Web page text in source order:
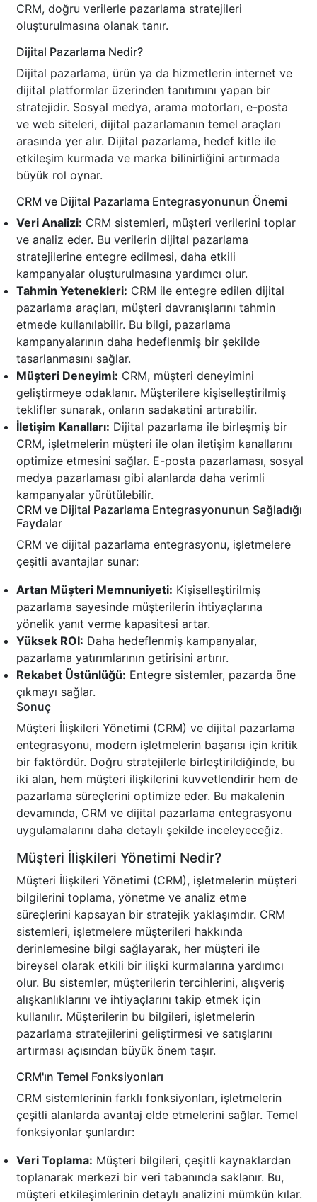
CRM, doğru verilerle pazarlama stratejileri
oluşturulmasına olanak tanır.
Dijital Pazarlama Nedir?
Dijital pazarlama, ürün ya da hizmetlerin internet ve
dijital platformlar üzerinden tanıtımını yapan bir
stratejidir. Sosyal medya, arama motorları, e-posta
ve web siteleri, dijital pazarlamanın temel araçları
arasında yer alır. Dijital pazarlama, hedef kitle ile
etkileşim kurmada ve marka bilinirliğini artırmada
büyük rol oynar.
CRM ve Dijital Pazarlama Entegrasyonunun Önemi
Veri Analizi: CRM sistemleri, müşteri verilerini toplar
ve analiz eder. Bu verilerin dijital pazarlama
stratejilerine entegre edilmesi, daha etkili
kampanyalar oluşturulmasına yardımcı olur.
Tahmin Yetenekleri: CRM ile entegre edilen dijital
pazarlama araçları, müşteri davranışlarını tahmin
etmede kullanılabilir. Bu bilgi, pazarlama
kampanyalarının daha hedeflenmiş bir şekilde
tasarlanmasını sağlar.
Müşteri Deneyimi: CRM, müşteri deneyimini
geliştirmeye odaklanır. Müşterilere kişiselleştirilmiş
teklifler sunarak, onların sadakatini artırabilir.
İletişim Kanalları: Dijital pazarlama ile birleşmiş bir
CRM, işletmelerin müşteri ile olan iletişim kanallarını
optimize etmesini sağlar. E-posta pazarlaması, sosyal
medya pazarlaması gibi alanlarda daha verimli
kampanyalar yürütülebilir.
CRM ve Dijital Pazarlama Entegrasyonunun Sağladığı
Faydalar
CRM ve dijital pazarlama entegrasyonu, işletmelere
çeşitli avantajlar sunar:
Artan Müşteri Memnuniyeti: Kişiselleştirilmiş
pazarlama sayesinde müşterilerin ihtiyaçlarına
yönelik yanıt verme kapasitesi artar.
Yüksek ROI: Daha hedeflenmiş kampanyalar,
pazarlama yatırımlarının getirisini artırır.
Rekabet Üstünlüğü: Entegre sistemler, pazarda öne
çıkmayı sağlar.
Sonuç
Müşteri İlişkileri Yönetimi (CRM) ve dijital pazarlama
entegrasyonu, modern işletmelerin başarısı için kritik
bir faktördür. Doğru stratejilerle birleştirildiğinde, bu
iki alan, hem müşteri ilişkilerini kuvvetlendirir hem de
pazarlama süreçlerini optimize eder. Bu makalenin
devamında, CRM ve dijital pazarlama entegrasyonu
uygulamalarını daha detaylı şekilde inceleyeceğiz.
Müşteri İlişkileri Yönetimi Nedir?
Müşteri İlişkileri Yönetimi (CRM), işletmelerin müşteri
bilgilerini toplama, yönetme ve analiz etme
süreçlerini kapsayan bir stratejik yaklaşımdır. CRM
sistemleri, işletmelere müşterileri hakkında
derinlemesine bilgi sağlayarak, her müşteri ile
bireysel olarak etkili bir ilişki kurmalarına yardımcı
olur. Bu sistemler, müşterilerin tercihlerini, alışveriş
alışkanlıklarını ve ihtiyaçlarını takip etmek için
kullanılır. Müşterilerin bu bilgileri, işletmelerin
pazarlama stratejilerini geliştirmesi ve satışlarını
artırması açısından büyük önem taşır.
CRM'ın Temel Fonksiyonları
CRM sistemlerinin farklı fonksiyonları, işletmelerin
çeşitli alanlarda avantaj elde etmelerini sağlar. Temel
fonksiyonlar şunlardır:
Veri Toplama: Müşteri bilgileri, çeşitli kaynaklardan
toplanarak merkezi bir veri tabanında saklanır. Bu,
müşteri etkileşimlerinin detaylı analizini mümkün kılar.